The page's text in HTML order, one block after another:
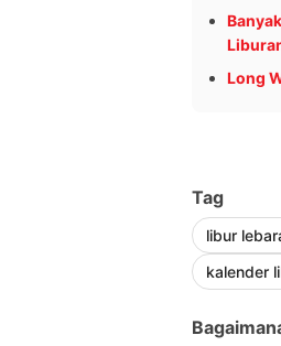
Long
Tag
libur
kalender